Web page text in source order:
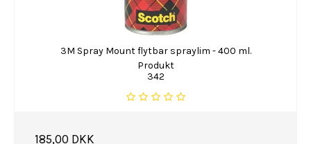
3M Spray Mount flytbar spraylim - 400 ml.
Produkt
342
185,00 DKK